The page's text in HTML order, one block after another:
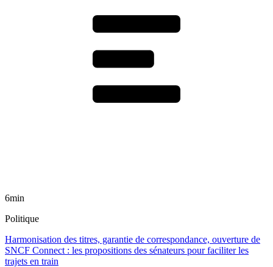
6min
Politique
Harmonisation des titres, garantie de correspondance, ouverture de
SNCF Connect : les propositions des sénateurs pour faciliter les
trajets en train